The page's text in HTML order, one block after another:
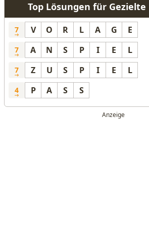
Top Lösungen für Gezielte
7 V O R L A G E
7 A N S P I E L
7 Z U S P I E L
4 P A S S